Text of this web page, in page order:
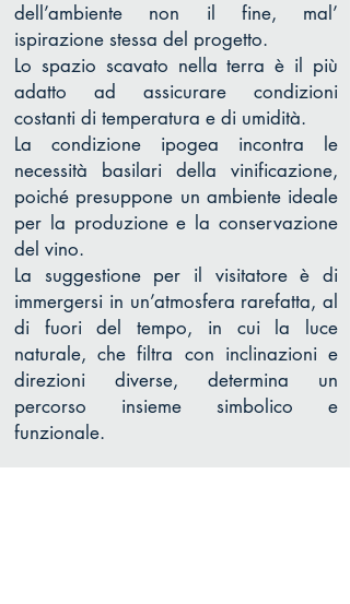
dell’ambiente non il fine, mal’
ispirazione stessa del progetto.
Lo spazio scavato nella terra è il più
adatto ad assicurare condizioni
costanti di temperatura e di umidità.
La condizione ipogea incontra le
necessità basilari della vinificazione,
poiché presuppone un ambiente ideale
per la produzione e la conservazione
del vino.
La suggestione per il visitatore è di
immergersi in un’atmosfera rarefatta, al
di fuori del tempo, in cui la luce
naturale, che filtra con inclinazioni e
direzioni diverse, determina un
percorso insieme simbolico e
funzionale.